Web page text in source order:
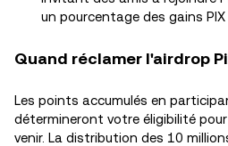
un pourcentage des gains PIX
Quand réclamer l'airdrop
Les points accumulés en
détermineront votre éligibilité
venir. La distribution des 10